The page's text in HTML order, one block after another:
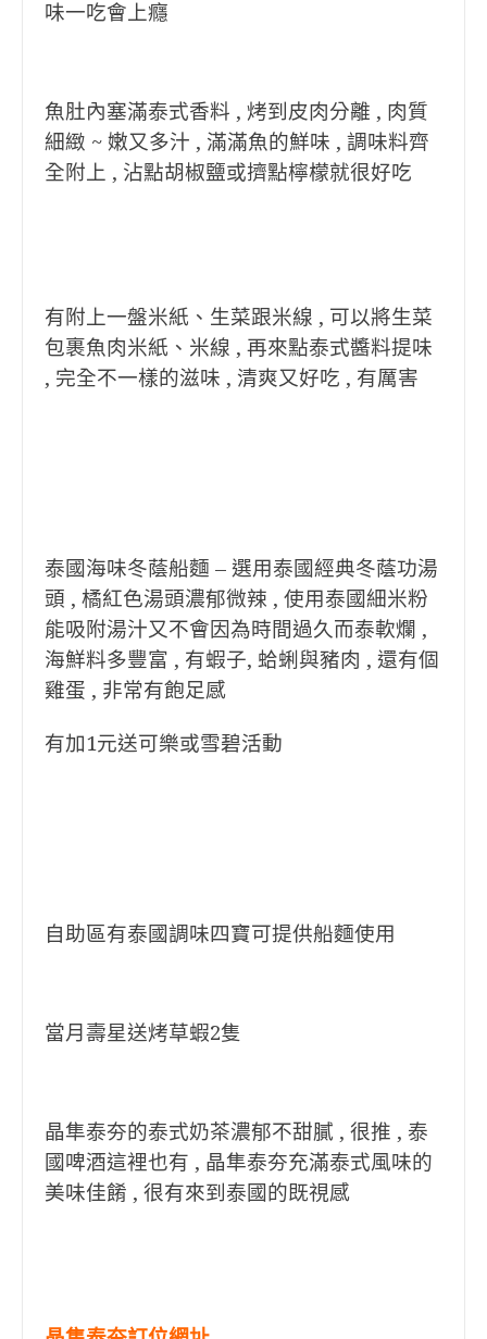
味一吃會上癮
魚肚內塞滿泰式香料 , 烤到皮肉分離 , 肉質
細緻 ~ 嫩又多汁 , 滿滿魚的鮮味 , 調味料齊
全附上 , 沾點胡椒鹽或擠點檸檬就很好吃
有附上一盤米紙、生菜跟米線 , 可以將生菜
包裹魚肉米紙、米線 , 再來點泰式醬料提味
, 完全不一樣的滋味 , 清爽又好吃 , 有厲害
泰國海味冬蔭船麵 – 選用泰國經典冬蔭功湯
頭 , 橘紅色湯頭濃郁微辣 , 使用泰國細米粉
能吸附湯汁又不會因為時間過久而泰軟爛 ,
海鮮料多豐富 , 有蝦子, 蛤蜊與豬肉 , 還有個
雞蛋 , 非常有飽足感
有加1元送可樂或雪碧活動
自助區有泰國調味四寶可提供船麵使用
當月壽星送烤草蝦2隻
晶隼泰夯的泰式奶茶濃郁不甜膩 , 很推 , 泰
國啤酒這裡也有 , 晶隼泰夯充滿泰式風味的
美味佳餚 , 很有來到泰國的既視感